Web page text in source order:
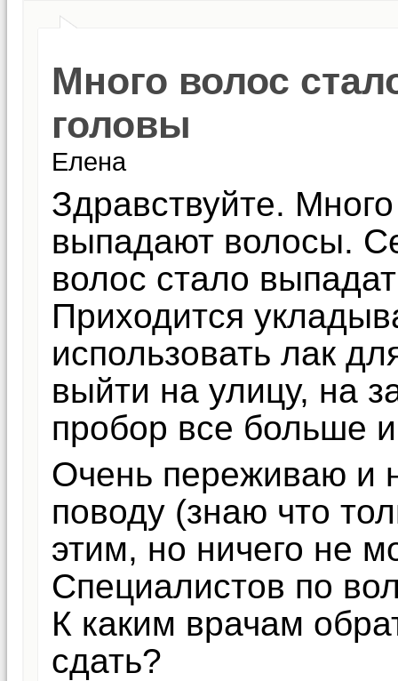
Много волос
головы
Елена
Здравствуйте.
выпадают волосы.
волос стало
Приходится
использовать лак
выйти на улицу, на
пробор все больше
Очень переживаю и
поводу (знаю что
этим, но ничего не
Специалистов по
К каким врачам
сдать?